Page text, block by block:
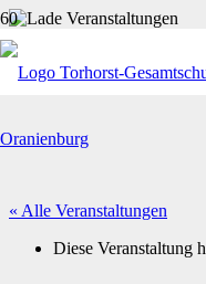
« Alle Veranstaltungen
Diese Veranstaltung